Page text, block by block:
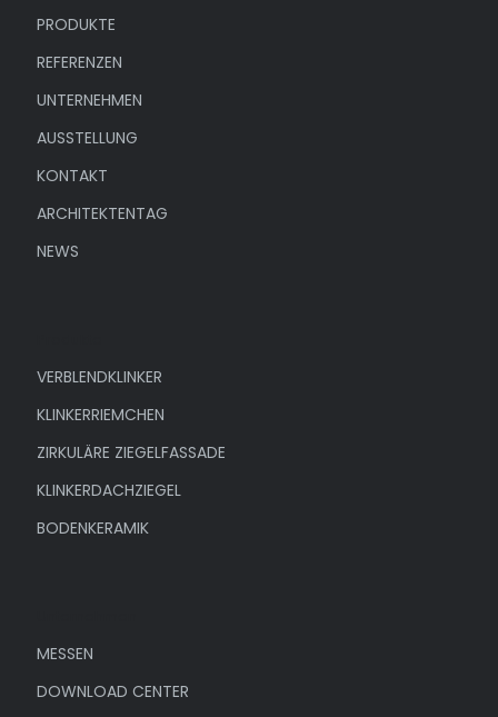
PRODUKTE
REFERENZEN
UNTERNEHMEN
AUSSTELLUNG
KONTAKT
ARCHITEKTENTAG
NEWS
VERBLENDKLINKER
KLINKERRIEMCHEN
ZIRKULÄRE ZIEGELFASSADE
KLINKERDACHZIEGEL
BODENKERAMIK
MESSEN
DOWNLOAD CENTER